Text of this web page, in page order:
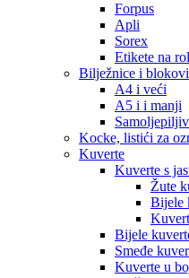
Forpus
Apli
Sorex
Etikete na
Bilježnice i blokovi
A4 i veći
A5 i i manji
Kocke, listići za
Kuverte
Kuverte s
Žute
Bijele
Bijele
Smeđe
Kuverte u